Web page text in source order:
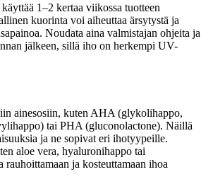
1–2 kertaa viikossa tuotteen
kuorinta voi aiheuttaa ärsytystä ja
Noudata aina valmistajan ohjeita ja
jälkeen, sillä iho on herkempi UV-
ainesosiin, kuten AHA (glykolihappo,
tai PHA (gluconolactone). Näillä
ja ne sopivat eri ihotyypeille.
aloe vera, hyaluronihappo tai
ja kosteuttamaan ihoa